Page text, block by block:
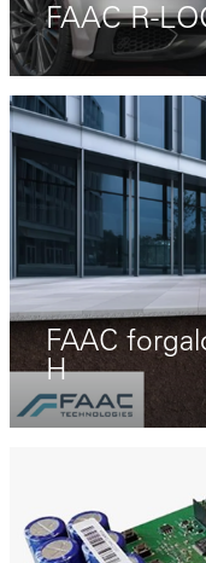
FAAC R-
FAAC
H